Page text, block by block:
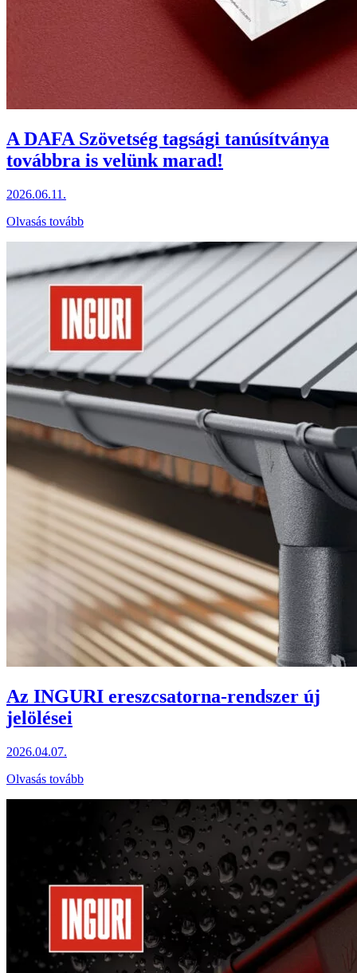
A DAFA Szövetség tagsági tanúsítványa
továbbra is velünk marad!
2026.06.11.
Olvasás tovább
Az INGURI ereszcsatorna-rendszer új
jelölései
2026.04.07.
Olvasás tovább